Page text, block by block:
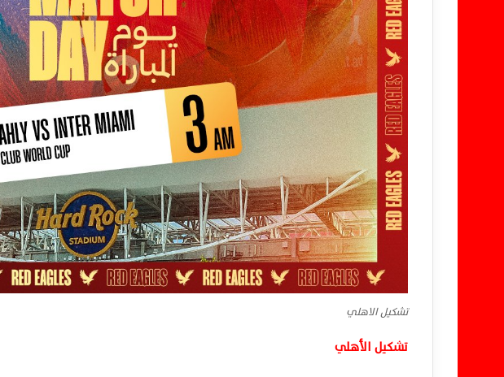
تشكيل الاهلي
تشكيل الأهلي